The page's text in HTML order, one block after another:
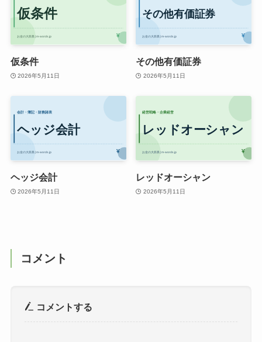
仮条件
2026年5月11日
その他有価証券
2026年5月11日
ヘッジ会計
2026年5月11日
レッドオーシャン
2026年5月11日
コメント
コメントする